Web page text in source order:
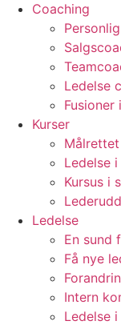
Coaching
Ledelse
Kurser
Ledelse
Kursus i
Ledelse
En sund
Få nye
Intern
Ledelse